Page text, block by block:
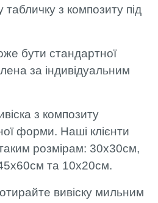
табличку з композиту під
бути стандартної
за індивідуальним
з композиту
форми. Наші клієнти
розмірам: 30x30см,
та 10x20см.
вивіску мильним